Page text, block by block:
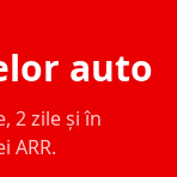
auto
2 zile și în
ARR.